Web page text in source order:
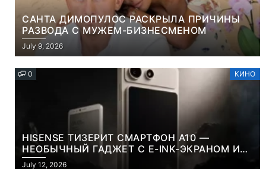
САНТА ДИМОПУЛОС РАСКРЫЛА ПРИЧИНЫ
РАЗВОДА С МУЖЕМ-БИЗНЕСМЕНОМ
July 9, 2026
0 КИНО
HISENSE ТИЗЕРИТ СМАРТФОН A10 —
НЕОБЫЧНЫЙ ГАДЖЕТ С E-INK-ЭКРАНОМ И
СЪЕМНОЙ LCD-ПАНЕЛЬЮ ДЛЯ ЦВЕТНОГО
July 12, 2026